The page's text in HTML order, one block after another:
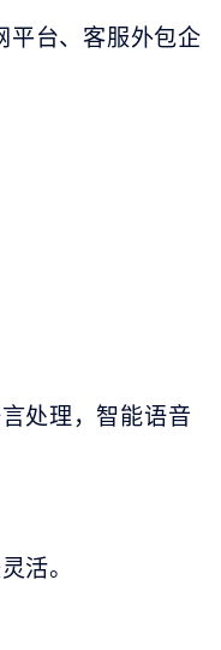
平台、客服外包企
处理，智能语音
活。